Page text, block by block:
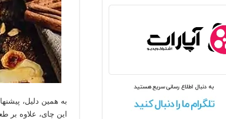
به همین دلیل،
این چای، علاوه بر